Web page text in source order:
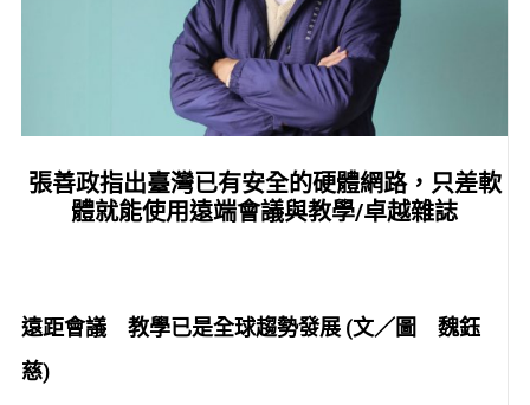
張善政指出臺灣已有安全的硬體網路，只差軟
體就能使用遠端會議與教學/卓越雜誌
遠距會議 教學已是全球趨勢發展 (文／圖 魏鈺
慈)